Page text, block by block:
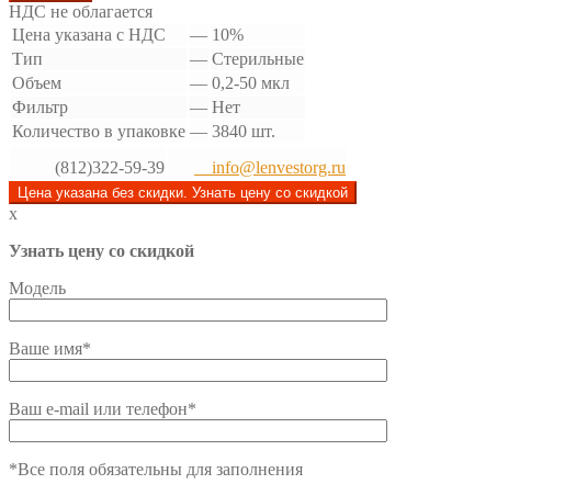
НДС не облагается
Цена указана с НДС
— 10%
Тип
— Стерильные
Объем
— 0,2-50 мкл
Фильтр
— Нет
Количество в упаковке — 3840 шт.
(812)322-59-39
info@lenvestorg.ru
Цена указана без скидки. Узнать цену со скидкой
x
Узнать цену со скидкой
Модель
Ваше имя*
Ваш e-mail или телефон*
*Все поля обязательны для заполнения